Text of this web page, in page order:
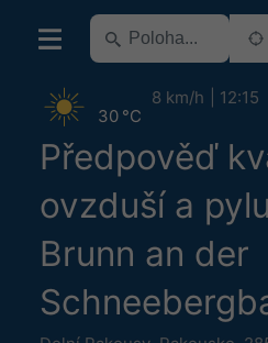
Předpověď
ovzduší a
Brunn an der
30 °C
8 km/h 12:15